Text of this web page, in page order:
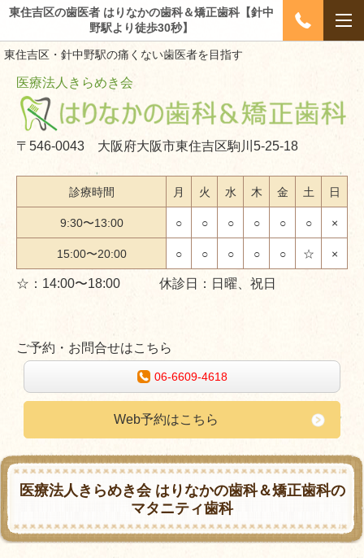
東住吉区の歯医者 はりなかの歯科＆矯正歯科【針中
野駅より徒歩30秒】
東住吉区・針中野駅の痛くない歯医者を目指す
医療法人きらめき会
〒546-0043 大阪府大阪市東住吉区駒川5-25-18
診療時間 月 火 水 木 金 土 日
9:30〜13:00 ○ ○ ○ ○ ○ ○ ×
15:00〜20:00 ○ ○ ○ ○ ○ ☆ ×
☆：14:00〜18:00 休診日：日曜、祝日
ご予約・お問合せはこちら
06-6609-4618
Web予約はこちら
医療法人きらめき会 はりなかの歯科＆矯正歯科の
マタニティ歯科